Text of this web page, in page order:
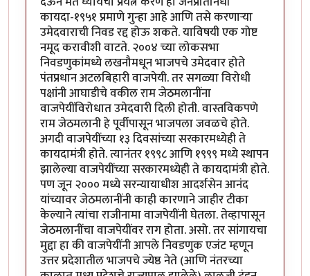
कायदा-१९५१ प्रमाणे गुन्हा आहे आणि तसे करणार्‍या
उमेदवाराची निवड रद्द होऊ शकते. याविषयी एक गोष्ट
नमूद करावीशी वाटते. २००४ च्या लोकसभा
निवडणुकांमध्ये लखनौमधून भाजपचे उमेदवार होते
पंतप्रधान अटलबिहारी वाजपेयी. तर सगळ्या विरोधी
पक्षांनी आघाडीचे वकील राम जेठमलानींना
वाजपेयींविरोधात उमेदवारी दिली होती. वास्तविकपणे
राम जेठमलानी हे पूर्वीपासून भाजपला जवळचे होते.
अगदी वाजपेयींच्या १३ दिवसांच्या सरकारमध्येही ते
कायदामंत्री होते. त्यानंतर १९९८ आणि १९९९ मध्ये स्थापन
झालेल्या वाजपेयींच्या सरकारमध्येही ते कायदामंत्री होते.
पण जून २००० मध्ये सरन्यायाधीश आदर्शसेन आनंद
यांच्यावर जेठमलानींनी काही कारणाने जाहीर टीका
केल्याने त्यांचा राजीनामा वाजपेयींनी घेतला. तेव्हापासून
जेठमलानींचा वाजपेयींवर राग होता. असो. तर सांगायचा
मुद्दा हा की वाजपेयींनी आपले निवडणुक एजंट म्हणून
उत्तर प्रदेशातील भाजपचे ज्येष्ठ नेते (आणि नंतरच्या